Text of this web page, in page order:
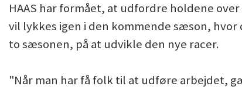
HAAS har formået, at udfordre holdene
vil lykkes igen i den kommende sæson,
to sæsonen, på at udvikle den nye racer.
"Når man har få folk til at udføre arbejdet,